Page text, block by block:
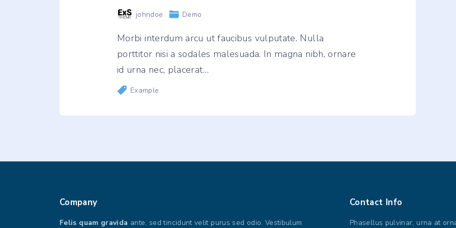
johndoe Demo
Morbi interdum arcu ut faucibus vulputate. Nulla
porttitor nisi a sodales malesuada. In magna nibh, ornare
id urna nec, placerat…
Example
Company
Felis quam gravida ante, sed tincidunt velit purus sed odio. Vestibulum
Contact Info
Phasellus pulvinar, urna at